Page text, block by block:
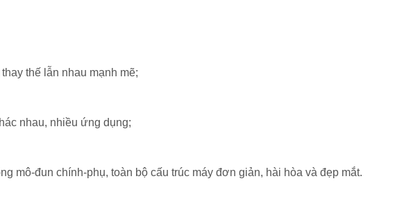
thế lẫn nhau mạnh mẽ;
nhau, nhiều ứng dụng;
mô-đun chính-phụ, toàn bộ cấu trúc máy đơn giản, hài hòa và đẹp mắt.